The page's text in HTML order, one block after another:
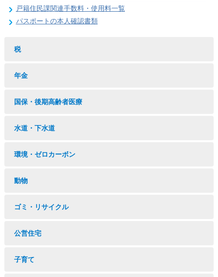
戸籍住民課関連手数料・使用料一覧
パスポートの本人確認書類
税
年金
国保・後期高齢者医療
水道・下水道
環境・ゼロカーボン
動物
ゴミ・リサイクル
公営住宅
子育て